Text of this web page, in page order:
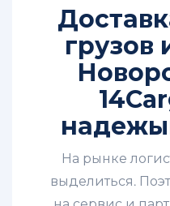
Новороссийск
Доставка
грузов
ключ
Доставка
грузов
грузов
На рынке
выделиться.